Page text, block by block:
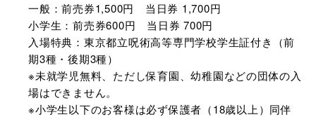
一般：前売券1,500円 当日券 1,700円
小学生：前売券600円 当日券 700円
入場特典：東京都立呪術高等専門学校学生証付き（前
期3種・後期3種）
※未就学児無料、ただし保育園、幼稚園などの団体の入
場はできません。
※小学生以下のお客様は必ず保護者（18歳以上）同伴